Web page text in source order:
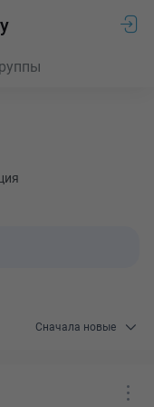
Сначала новые